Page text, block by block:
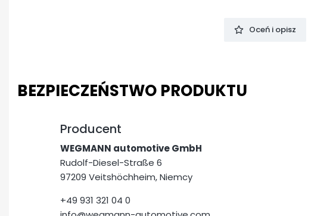
Oceń i opisz
BEZPIECZEŃSTWO PRODUKTU
Producent
WEGMANN automotive GmbH
Rudolf-Diesel-Straße 6
97209 Veitshöchheim, Niemcy
+49 931 321 04 0